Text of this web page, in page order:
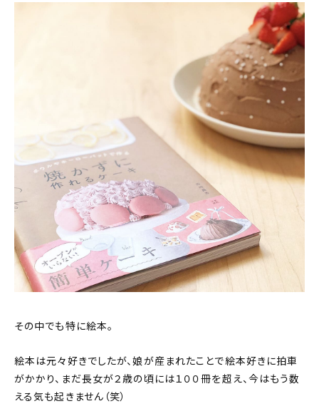
その中でも特に絵本。
絵本は元々好きでしたが、娘が産まれたことで絵本好きに拍車
がかかり、まだ長女が２歳の頃には１００冊を超え、今はもう数
える気も起きません（笑）